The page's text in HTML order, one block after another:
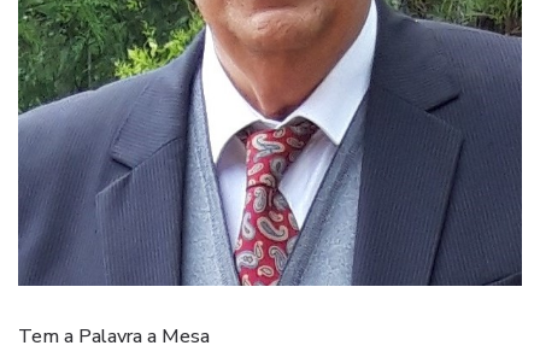
Tem a Palavra a Mesa